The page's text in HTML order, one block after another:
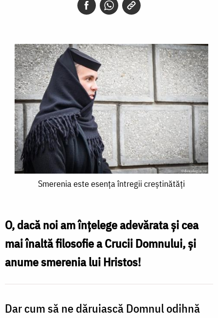
Smerenia
întregii
creștinătăți
Smerenia este esența întregii creștinătăți
O, dacă noi am înțelege adevărata și cea
mai înaltă filosofie a Crucii Domnului, și
anume smerenia lui Hristos!
Dar cum să ne dăruiască Domnul odihnă